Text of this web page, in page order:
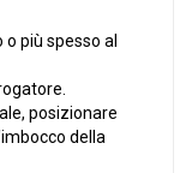
più spesso al
posizionare
della